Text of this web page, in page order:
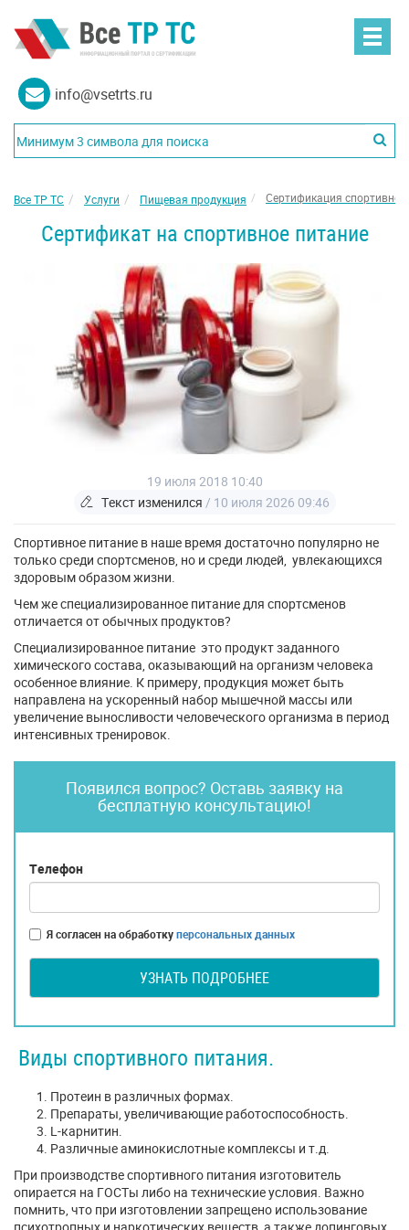
info@vsetrts.ru
Все ТР ТС Услуги Пищевая продукция Сертификация
Сертификат на спортивное питание
19 июля 2018 10:40
Текст изменился / 10 июля 2026 09:46
Спортивное питание в наше время достаточно популярно не
только среди спортсменов, но и среди людей, увлекающихся
здоровым образом жизни.
Чем же специализированное питание для спортсменов
отличается от обычных продуктов?
Специализированное питание это продукт заданного
химического состава, оказывающий на организм человека
особенное влияние. К примеру, продукция может быть
направлена на ускоренный набор мышечной массы или
увеличение выносливости человеческого организма в период
интенсивных тренировок.
Появился вопрос? Оставь заявку на
бесплатную консультацию!
Телефон
Я согласен на обработкуперсональных данных
УЗНАТЬ ПОДРОБНЕЕ
Виды спортивного питания.
Протеин в различных формах.
Препараты, увеличивающие работоспособность.
L-карнитин.
Различные аминокислотные комплексы и т.д.
При производстве спортивного питания изготовитель
опирается на ГОСТы либо на технические условия. Важно
помнить, что при изготовлении запрещено использование